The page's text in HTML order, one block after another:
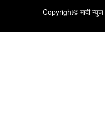
Copyright© मादी न्युज